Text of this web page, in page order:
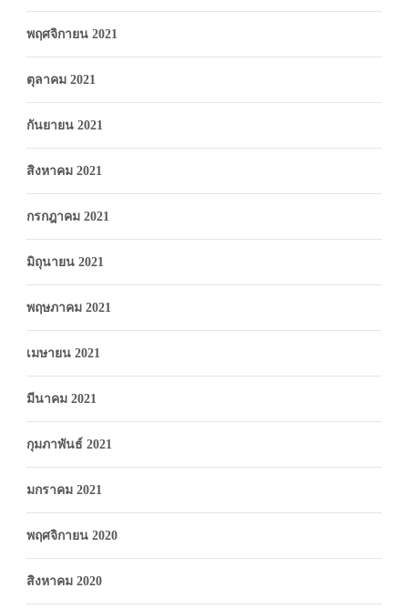
พฤศจิกายน 2021
ตุลาคม 2021
กันยายน 2021
สิงหาคม 2021
กรกฎาคม 2021
มิถุนายน 2021
พฤษภาคม 2021
เมษายน 2021
มีนาคม 2021
กุมภาพันธ์ 2021
มกราคม 2021
พฤศจิกายน 2020
สิงหาคม 2020